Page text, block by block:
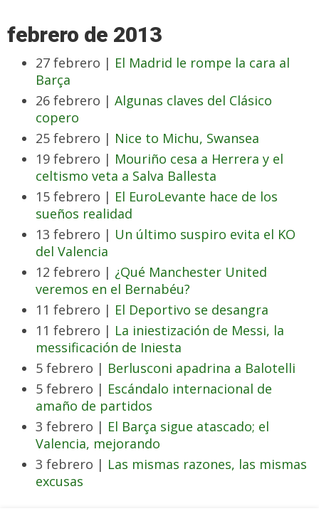
febrero de 2013
27 febrero | El Madrid le rompe la cara al
Barça
26 febrero | Algunas claves del Clásico
copero
25 febrero | Nice to Michu, Swansea
19 febrero | Mouriño cesa a Herrera y el
celtismo veta a Salva Ballesta
15 febrero | El EuroLevante hace de los
sueños realidad
13 febrero | Un último suspiro evita el KO
del Valencia
12 febrero | ¿Qué Manchester United
veremos en el Bernabéu?
11 febrero | El Deportivo se desangra
11 febrero | La iniestización de Messi, la
messificación de Iniesta
5 febrero | Berlusconi apadrina a Balotelli
5 febrero | Escándalo internacional de
amaño de partidos
3 febrero | El Barça sigue atascado; el
Valencia, mejorando
3 febrero | Las mismas razones, las mismas
excusas